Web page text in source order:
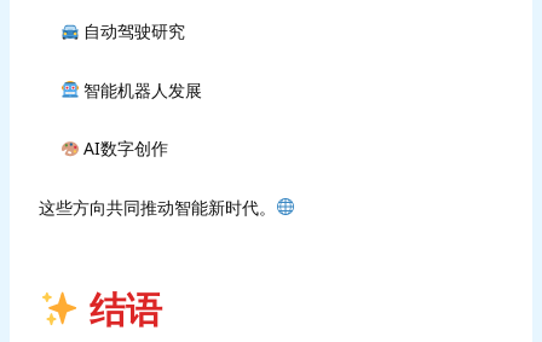
自动驾驶研究
智能机器人发展
AI数字创作
这些方向共同推动智能新时代。
结语